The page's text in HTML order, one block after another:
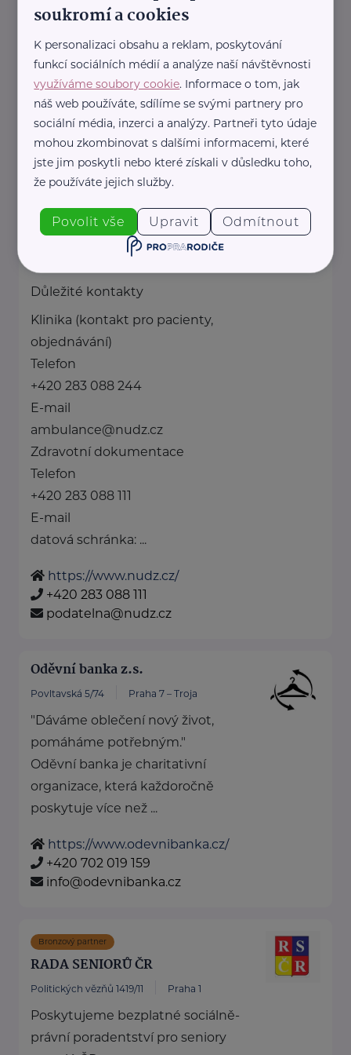
Jiřice 298 Jiřice
Jsem záchranář a lektor první
pomoci s více než 14 letou praxí. S
touhou posunout ...
https://prvnipomoczachranare.webnode.cz/
+420 775 167 640
prvnipomoczachranare@gmail.com
Národní ústav duševního zdraví
Důležité kontakty
Klinika (kontakt pro pacienty,
objednávání)
Telefon
+420 283 088 244
E-mail
ambulance@nudz.cz
Zdravotní dokumentace
Telefon
+420 283 088 111
E-mail
datová schránka: ...
https://www.nudz.cz/
+420 283 088 111
podatelna@nudz.cz
Oděvní banka z.s.
Povltavská 5/74 Praha 7 – Troja
"Dáváme oblečení nový život,
pomáháme potřebným."
Oděvní banka je charitativní
organizace, která každoročně
poskytuje více než ...
https://www.odevnibanka.cz/
+420 702 019 159
info@odevnibanka.cz
Bronzový partner
RADA SENIORŮ ČR
Politických vězňů 1419/11 Praha 1
Poskytujeme bezplatné sociálně-
právní poradentství pro seniory
soukromí a cookies
K personalizaci obsahu a reklam, poskytování
funkcí sociálních médií a analýze naší návštěvnosti
využíváme soubory cookie. Informace o tom, jak
náš web používáte, sdílíme se svými partnery pro
sociální média, inzerci a analýzy. Partneři tyto údaje
mohou zkombinovat s dalšími informacemi, které
jste jim poskytli nebo které získali v důsledku toho,
že používáte jejich služby.
Povolit vše Upravit Odmítnout